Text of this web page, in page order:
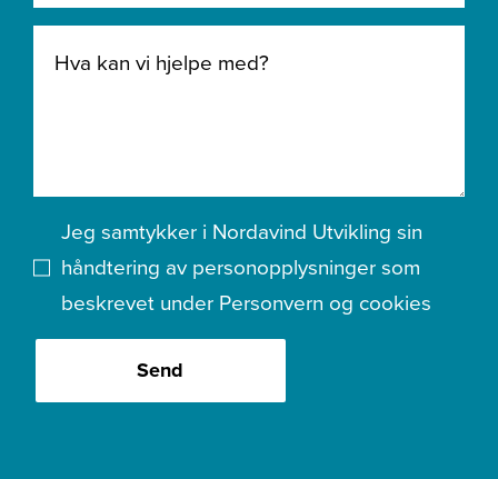
Jeg samtykker i Nordavind Utvikling sin
håndtering av personopplysninger som
beskrevet under Personvern og cookies
Send